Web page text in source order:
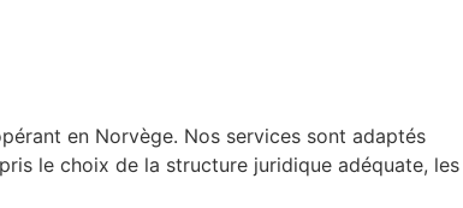
en Norvège. Nos services sont adaptés
le choix de la structure juridique adéquate, les